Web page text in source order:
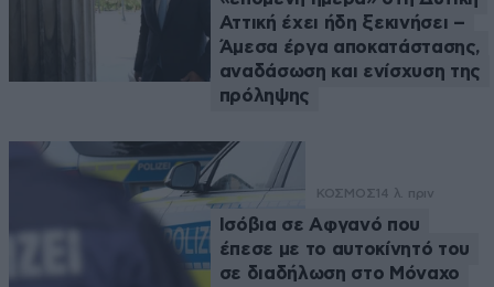
Αττική έχει ήδη ξεκινήσει –
Άμεσα έργα αποκατάστασης,
αναδάσωση και ενίσχυση της
πρόληψης
ΚΟΣΜΟΣ 14 λ. πριν
Ισόβια σε Αφγανό που
έπεσε με το αυτοκίνητό του
σε διαδήλωση στο Μόναχο